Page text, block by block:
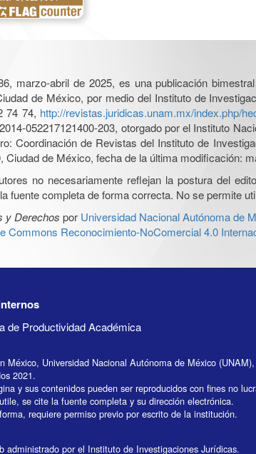
marzo-abril de 2025, es una publicación
de México, por medio del Instituto de
74 74, http://revistas.juridicas.unam.mx/index.php/
052217121400-203, otorgado por el Instituto
Coordinación de Revistas del Instituto de
Ciudad de México, fecha de la última modificación:
no necesariamente reflejan la postura del
fuente completa de forma correcta. No se permite
y Derechos por Universidad Nacional Autónoma de
Commons Reconocimiento-NoComercial 4.0
de Productividad Académica
México, Universidad Nacional Autónoma de México
2021.
y sus contenidos pueden ser reproducidos con fines no
se cite la fuente completa y su dirección electrónica.
requiere permiso previo por escrito de la institución.
administrado por el Instituto de Investigaciones Jurídicas.